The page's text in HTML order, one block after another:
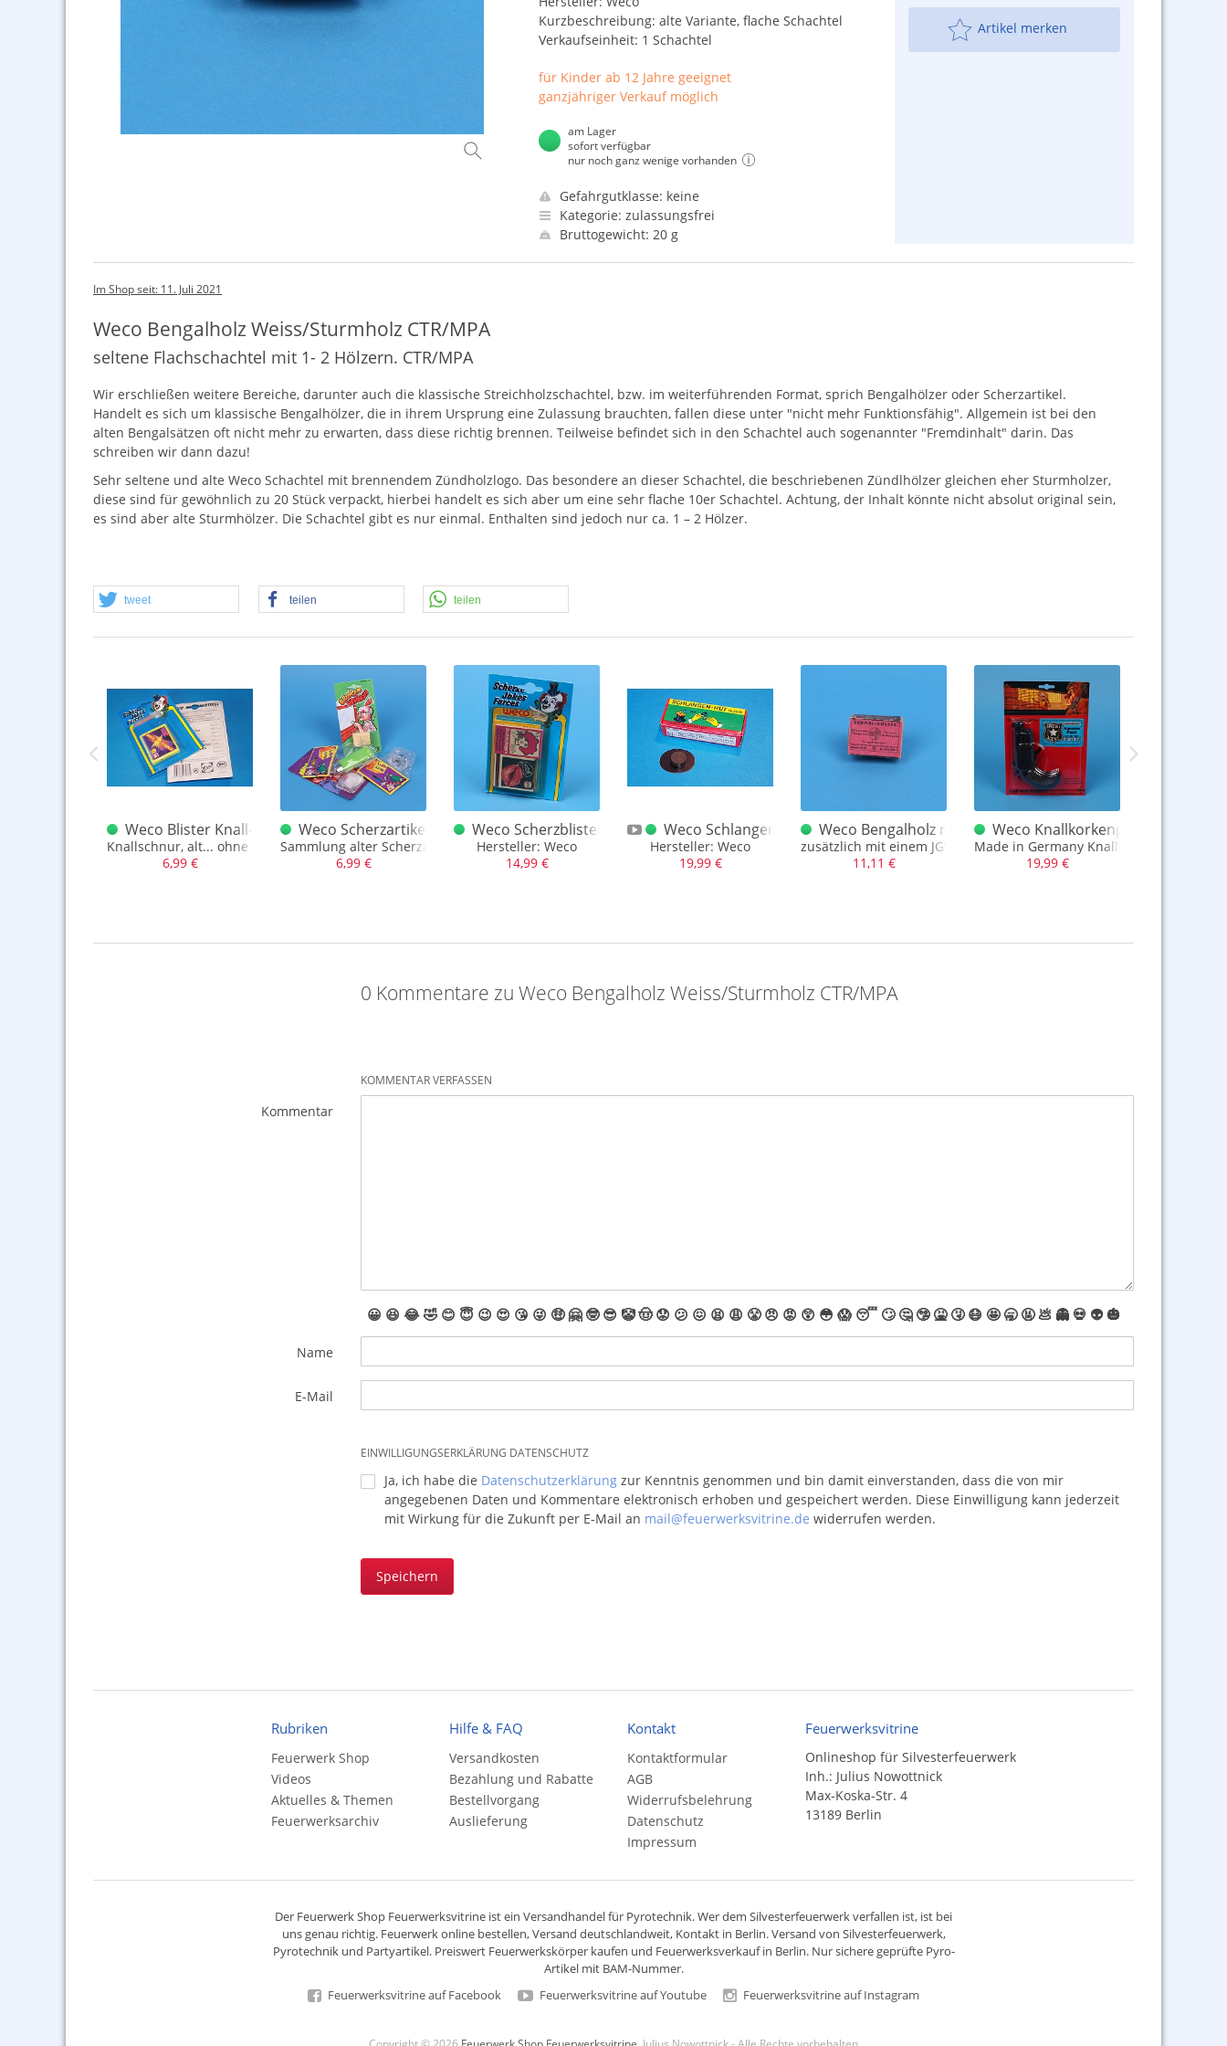
Kurzbeschreibung: alte Variante, flache Schachtel
Verkaufseinheit: 1 Schachtel
für Kinder ab 12 Jahre geeignet
ganzjähriger Verkauf möglich
am Lager
sofort verfügbar
nur noch ganz wenige vorhanden
Gefahrgutklasse: keine
Kategorie: zulassungsfrei
Bruttogewicht: 20 g
Artikel merken
Im Shop seit: 11. Juli 2021
Weco Bengalholz Weiss/Sturmholz CTR/MPA
seltene Flachschachtel mit 1- 2 Hölzern. CTR/MPA
Wir erschließen weitere Bereiche, darunter auch die klassische Streichholzschachtel, bzw. im weiterführenden Format, sprich Bengalhölzer oder Scherzartikel.
Handelt es sich um klassische Bengalhölzer, die in ihrem Ursprung eine Zulassung brauchten, fallen diese unter "nicht mehr Funktionsfähig". Allgemein ist bei den
alten Bengalsätzen oft nicht mehr zu erwarten, dass diese richtig brennen. Teilweise befindet sich in den Schachtel auch sogenannter "Fremdinhalt" darin. Das
schreiben wir dann dazu!
Sehr seltene und alte Weco Schachtel mit brennendem Zündholzlogo. Das besondere an dieser Schachtel, die beschriebenen Zündlhölzer gleichen eher Sturmholzer,
diese sind für gewöhnlich zu 20 Stück verpackt, hierbei handelt es sich aber um eine sehr flache 10er Schachtel. Achtung, der Inhalt könnte nicht absolut original sein,
es sind aber alte Sturmhölzer. Die Schachtel gibt es nur einmal. Enthalten sind jedoch nur ca. 1 – 2 Hölzer.
tweet teilen teilen
grün 1948
mit altem Weco Logo
Weco Blister Knall-Kids
Knallschnur, alt... ohne Blister
6,99 €
Weco Scherzartikel Konvolut
Sammlung alter Scherzartikel, immer 3 Artikel
6,99 €
Weco Scherzblister Mischsortiment
Hersteller: Weco
14,99 €
Weco Schlangenhut 3er alt
Hersteller: Weco
19,99 €
Weco Bengalholz rot 1948
zusätzlich mit einem JGWB-Logo, Inhalt 1-2 Hölzer
11,11 €
Weco Knallkorkenpistole Ranger
Made in Germany Knallkorkenpistole
19,99 €
0 Kommentare zu Weco Bengalholz Weiss/Sturmholz CTR/MPA
KOMMENTAR VERFASSEN
Kommentar
😀 😆 😂🤣 😊 😇 😉 😍 😘 😜 🤑 🤗 🤓 😎 🤡🤠 😟 😕 😖 😫 😩 😤 😠 😡 😲 😳 😱 😴 🙄 🤔 🤥 🤮 🤧 😷 🤩 🥱 🤬 💩 👻 💀 👽 🎃
Name
E-Mail
EINWILLIGUNGSERKLÄRUNG DATENSCHUTZ
Ja, ich habe die Datenschutzerklärungzur Kenntnis genommen und bin damit einverstanden, dass die von mir
angegebenen Daten und Kommentare elektronisch erhoben und gespeichert werden. Diese Einwilligung kann jederzeit
mit Wirkung für die Zukunft per E-Mail an mail@feuerwerksvitrine.de widerrufen werden.
Speichern
Rubriken
Feuerwerk Shop
Videos
Aktuelles & Themen
Feuerwerksarchiv
Hilfe & FAQ
Versandkosten
Bezahlung und Rabatte
Bestellvorgang
Auslieferung
Kontakt
Kontaktformular
AGB
Widerrufsbelehrung
Datenschutz
Impressum
Feuerwerksvitrine
Onlineshop für Silvesterfeuerwerk
Inh.: Julius Nowottnick
Max-Koska-Str. 4
13189 Berlin
Der Feuerwerk Shop Feuerwerksvitrine ist ein Versandhandelfür Pyrotechnik. Wer dem Silvesterfeuerwerk verfallen ist, ist bei
uns genau richtig. Feuerwerk online bestellen,Versand deutschlandweit, Kontakt in Berlin. Versand von Silvesterfeuerwerk,
Pyrotechnikund Partyartikel. Preiswert Feuerwerkskörperkaufen und Feuerwerksverkauf in Berlin. Nur sichere geprüfte Pyro-
Artikel mit BAM-Nummer.
Feuerwerksvitrine auf Facebook
Feuerwerksvitrine auf Youtube Feuerwerksvitrine auf Instagram